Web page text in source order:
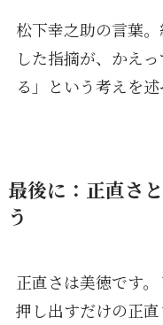
松下幸之助の言葉
した指摘が、かえ
る」という考えを述
最後に：正直さ
う
正直さは美徳です
押し出すだけの正